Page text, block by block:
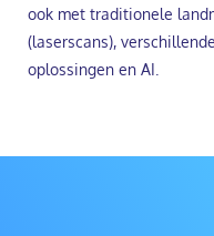
ook met traditionele
(laserscans),
oplossingen en AI.